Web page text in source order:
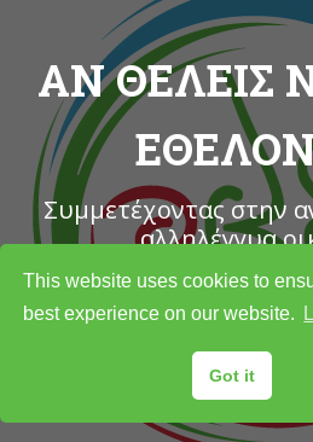
ΑΝ ΘΕΛΕΙΣ
Συμμετέχοντας στην
αλληλέγγυα
ΔΗΛΩΣΕ ΕΔΩ ΤΗ
This website uses cookies to
best experience on our website.
Got it